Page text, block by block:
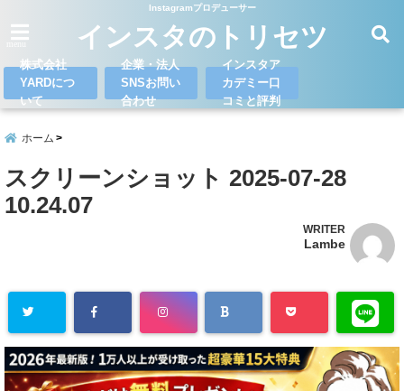
Instagramプロデューサー
インスタのトリセツ
株式会社
YARDにつ
いて
企業・法人
SNSお問い
合わせ
インスタア
カデミー口
コミと評判
ホーム
スクリーンショット 2025-07-28
10.24.07
WRITER
Lambe